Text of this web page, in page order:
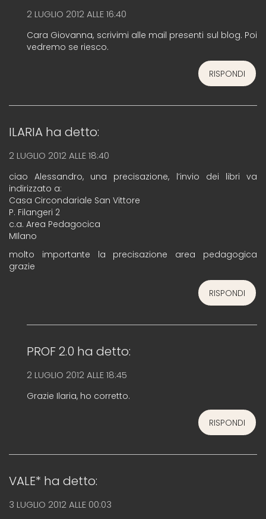
2 LUGLIO 2012 ALLE 16:40
Cara Giovanna, scrivimi alle mail presenti sul blog. Poi
vedremo se riesco.
RISPONDI
ILARIA ha detto:
2 LUGLIO 2012 ALLE 18:40
ciao Alessandro, una precisazione, l’invio dei libri va
indirizzato a:
Casa Circondariale San Vittore
P. Filangeri 2
c.a. Area Pedagocica
MIlano
molto importante la precisazione area pedagogica
grazie
RISPONDI
PROF 2.0 ha detto:
2 LUGLIO 2012 ALLE 18:45
Grazie Ilaria, ho corretto.
RISPONDI
VALE* ha detto:
3 LUGLIO 2012 ALLE 00:03